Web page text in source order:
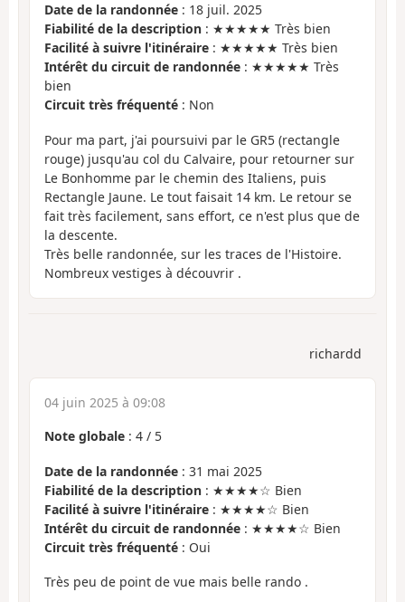
Date de la randonnée : 18 juil. 2025
Fiabilité de la description : ★★★★★ Très bien
Facilité à suivre l'itinéraire : ★★★★★ Très bien
Intérêt du circuit de randonnée : ★★★★★ Très
bien
Circuit très fréquenté : Non
Pour ma part, j'ai poursuivi par le GR5 (rectangle
rouge) jusqu'au col du Calvaire, pour retourner sur
Le Bonhomme par le chemin des Italiens, puis
Rectangle Jaune. Le tout faisait 14 km. Le retour se
fait très facilement, sans effort, ce n'est plus que de
la descente.
Très belle randonnée, sur les traces de l'Histoire.
Nombreux vestiges à découvrir .
richardd
04 juin 2025 à 09:08
Note globale : 4 / 5
Date de la randonnée : 31 mai 2025
Fiabilité de la description : ★★★★☆ Bien
Facilité à suivre l'itinéraire : ★★★★☆ Bien
Intérêt du circuit de randonnée : ★★★★☆ Bien
Circuit très fréquenté : Oui
Très peu de point de vue mais belle rando .